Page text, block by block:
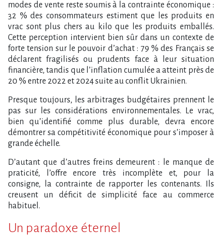
modes de vente reste soumis à la contrainte économique :
32 % des consommateurs estiment que les produits en
vrac sont plus chers au kilo que les produits emballés.
Cette perception intervient bien sûr dans un contexte de
forte tension sur le pouvoir d’achat : 79 % des Français se
déclarent fragilisés ou prudents face à leur situation
financière, tandis que l’inflation cumulée a atteint près de
20 % entre 2022 et 2024 suite au conflit Ukrainien.
Presque toujours, les arbitrages budgétaires prennent le
pas sur les considérations environnementales. Le vrac,
bien qu’identifié comme plus durable, devra encore
démontrer sa compétitivité économique pour s’imposer à
grande échelle.
D’autant que d’autres freins demeurent : le manque de
praticité, l’offre encore très incomplète et, pour la
consigne, la contrainte de rapporter les contenants. Ils
creusent un déficit de simplicité face au commerce
habituel.
Un paradoxe éternel